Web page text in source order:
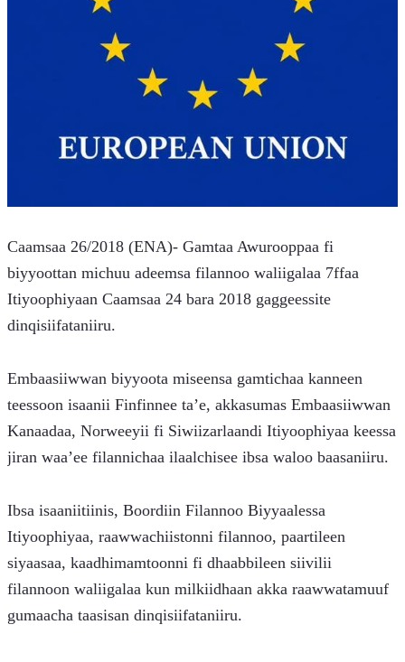
Caamsaa 26/2018 (ENA)- Gamtaa Awurooppaa fi
biyyoottan michuu adeemsa filannoo waliigalaa 7ffaa
Itiyoophiyaan Caamsaa 24 bara 2018 gaggeessite
dinqisiifataniiru.
Embaasiiwwan biyyoota miseensa gamtichaa kanneen
teessoon isaanii Finfinnee ta’e, akkasumas Embaasiiwwan
Kanaadaa, Norweeyii fi Siwiizarlaandi Itiyoophiyaa keessa
jiran waa’ee filannichaa ilaalchisee ibsa waloo baasaniiru.
Ibsa isaaniitiinis, Boordiin Filannoo Biyyaalessa
Itiyoophiyaa, raawwachiistonni filannoo, paartileen
siyaasaa, kaadhimamtoonni fi dhaabbileen siivilii
filannoon waliigalaa kun milkiidhaan akka raawwatamuuf
gumaacha taasisan dinqisiifataniiru.